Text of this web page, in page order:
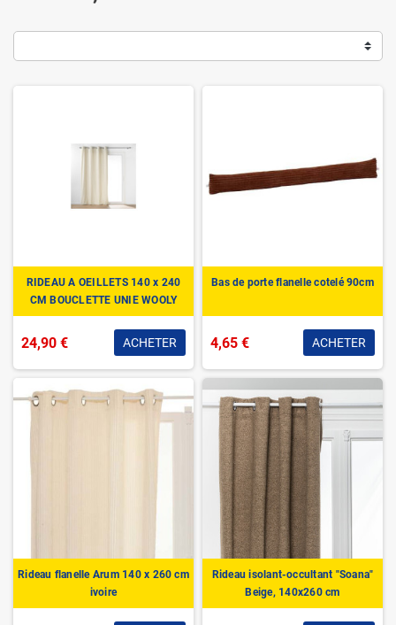
RIDEAU A OEILLETS 140 x 240
CM BOUCLETTE UNIE WOOLY
NATUREL
24,90 € ACHETER
Bas de porte flanelle cotelé 90cm
4,65 € ACHETER
Rideau flanelle Arum 140 x 260 cm
ivoire
Rideau isolant-occultant "Soana"
Beige, 140x260 cm